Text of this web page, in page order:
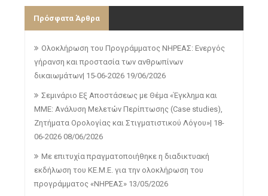
Πρόσφατα Άρθρα
Ολοκλήρωση του Προγράμματος ΝΗΡΕΑΣ: Ενεργός
γήρανση και προστασία των ανθρωπίνων
δικαιωμάτων| 15-06-2026 19/06/2026
Σεμινάριο Εξ Αποστάσεως με Θέμα «Έγκλημα και
ΜΜΕ: Ανάλυση Μελετών Περίπτωσης (Case studies),
Ζητήματα Ορολογίας και Στιγματιστικού Λόγου»| 18-
06-2026 08/06/2026
Με επιτυχία πραγματοποιήθηκε η διαδικτυακή
εκδήλωση του ΚΕ.Μ.Ε. για την ολοκλήρωση του
προγράμματος «ΝΗΡΕΑΣ» 13/05/2026